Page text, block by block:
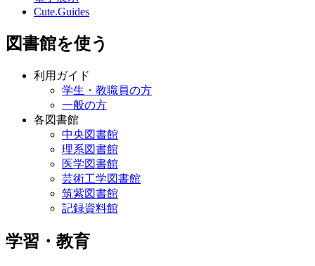
Cute.Guides
図書館を使う
利用ガイド
学生・教職員の方
一般の方
各図書館
中央図書館
理系図書館
医学図書館
芸術工学図書館
筑紫図書館
記録資料館
学習・教育